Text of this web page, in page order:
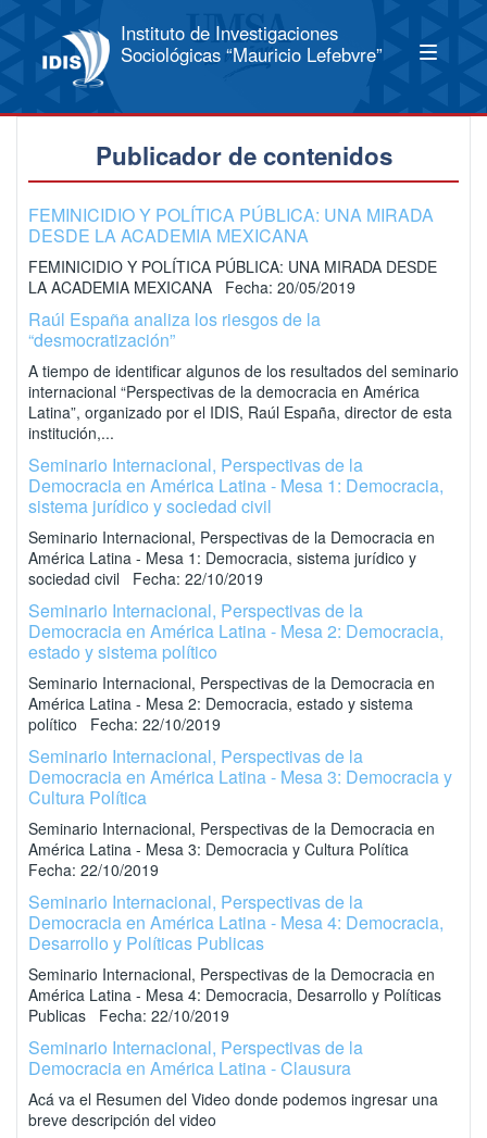
Instituto de Investigaciones
Sociológicas “Mauricio Lefebvre”
Publicador de contenidos
FEMINICIDIO Y POLÍTICA PÚBLICA: UNA MIRADA
DESDE LA ACADEMIA MEXICANA
FEMINICIDIO Y POLÍTICA PÚBLICA: UNA MIRADA DESDE
LA ACADEMIA MEXICANA Fecha: 20/05/2019
Raúl España analiza los riesgos de la
“desmocratización”
A tiempo de identificar algunos de los resultados del seminario
internacional “Perspectivas de la democracia en América
Latina”, organizado por el IDIS, Raúl España, director de esta
institución,...
Seminario Internacional, Perspectivas de la
Democracia en América Latina - Mesa 1: Democracia,
sistema jurídico y sociedad civil
Seminario Internacional, Perspectivas de la Democracia en
América Latina - Mesa 1: Democracia, sistema jurídico y
sociedad civil Fecha: 22/10/2019
Seminario Internacional, Perspectivas de la
Democracia en América Latina - Mesa 2: Democracia,
estado y sistema político
Seminario Internacional, Perspectivas de la Democracia en
América Latina - Mesa 2: Democracia, estado y sistema
político Fecha: 22/10/2019
Seminario Internacional, Perspectivas de la
Democracia en América Latina - Mesa 3: Democracia y
Cultura Política
Seminario Internacional, Perspectivas de la Democracia en
América Latina - Mesa 3: Democracia y Cultura Política
Fecha: 22/10/2019
Seminario Internacional, Perspectivas de la
Democracia en América Latina - Mesa 4: Democracia,
Desarrollo y Políticas Publicas
Seminario Internacional, Perspectivas de la Democracia en
América Latina - Mesa 4: Democracia, Desarrollo y Políticas
Publicas Fecha: 22/10/2019
Seminario Internacional, Perspectivas de la
Democracia en América Latina - Clausura
Acá va el Resumen del Video donde podemos ingresar una
breve descripción del video